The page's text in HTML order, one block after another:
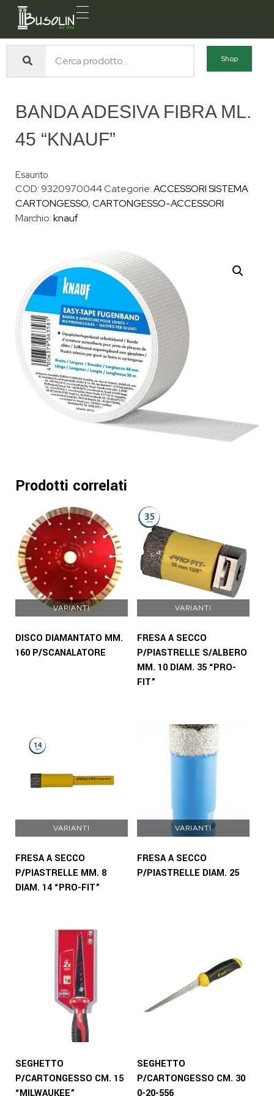
Busolin S.R.L.
Shop
BANDA ADESIVA FIBRA ML.
45 “KNAUF”
Esaurito
COD:9320970044Categorie:ACCESSORI SISTEMA
CARTONGESSO,CARTONGESSO-ACCESSORI
Marchio:knauf
Prodotti correlati
VARIANTI
DISCO DIAMANTATO MM.
160 P/SCANALATORE
VARIANTI
FRESA A SECCO
P/PIASTRELLE S/ALBERO
MM. 10 DIAM. 35 “PRO-
FIT”
VARIANTI
FRESA A SECCO
P/PIASTRELLE MM. 8
DIAM. 14 “PRO-FIT”
VARIANTI
FRESA A SECCO
P/PIASTRELLE DIAM. 25
SEGHETTO
P/CARTONGESSO CM. 15
“MILWAUKEE”
SEGHETTO
P/CARTONGESSO CM. 30
0-20-556